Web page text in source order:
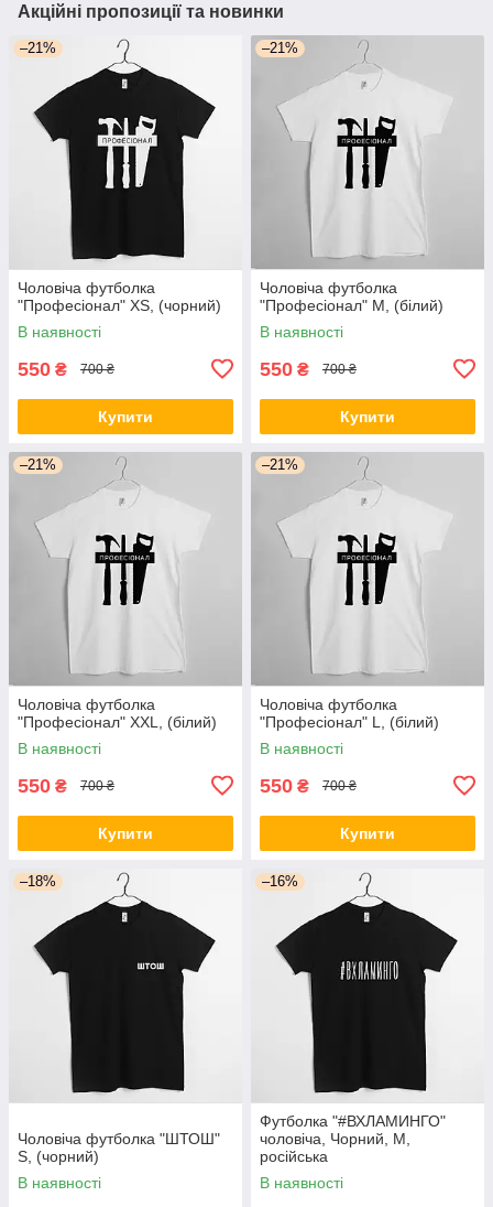
Акційні пропозиції та новинки
–21%
Чоловіча футболка
"Професіонал" XS, (чорний)
В наявності
550 ₴ 700 ₴
Купити
–21%
Чоловіча футболка
"Професіонал" M, (білий)
В наявності
550 ₴ 700 ₴
Купити
–21%
Чоловіча футболка
"Професіонал" XXL, (білий)
В наявності
550 ₴ 700 ₴
Купити
–21%
Чоловіча футболка
"Професіонал" L, (білий)
В наявності
550 ₴ 700 ₴
Купити
–18%
Чоловіча футболка "ШТОШ"
S, (чорний)
В наявності
–16%
Футболка "#ВХЛАМИНГО"
чоловіча, Чорний, M,
російська
В наявності